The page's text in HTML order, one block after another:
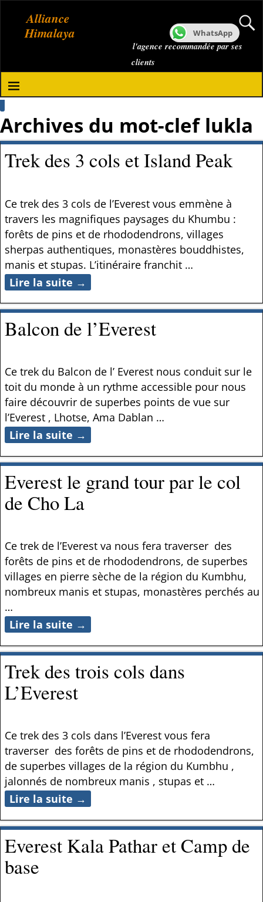
Alliance
Himalaya
l'agence recommandée par ses
clients
Archives du mot-clef lukla
Trek des 3 cols et Island Peak
Ce trek des 3 cols de l’Everest vous emmène à
travers les magnifiques paysages du Khumbu :
forêts de pins et de rhododendrons, villages
sherpas authentiques, monastères bouddhistes,
manis et stupas. L’itinéraire franchit …
Lire la suite →
Balcon de l’Everest
Ce trek du Balcon de l’ Everest nous conduit sur le
toit du monde à un rythme accessible pour nous
faire découvrir de superbes points de vue sur
l’Everest , Lhotse, Ama Dablan …
Lire la suite →
Everest le grand tour par le col
de Cho La
Ce trek de l’Everest va nous fera traverser des
forêts de pins et de rhododendrons, de superbes
villages en pierre sèche de la région du Kumbhu,
nombreux manis et stupas, monastères perchés au
…
Lire la suite →
Trek des trois cols dans
L’Everest
Ce trek des 3 cols dans l’Everest vous fera
traverser des forêts de pins et de rhododendrons,
de superbes villages de la région du Kumbhu ,
jalonnés de nombreux manis , stupas et …
Lire la suite →
Everest Kala Pathar et Camp de
base
WhatsApp